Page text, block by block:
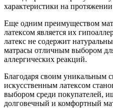
характеристики на
Еще одним преимуществом
латексом является их
латекс не содержит
матрасы отличным выбором
аллергических реакций.
Благодаря своим уникальным
искусственным латексом
выбором среди покупателей,
долговечный и комфортный